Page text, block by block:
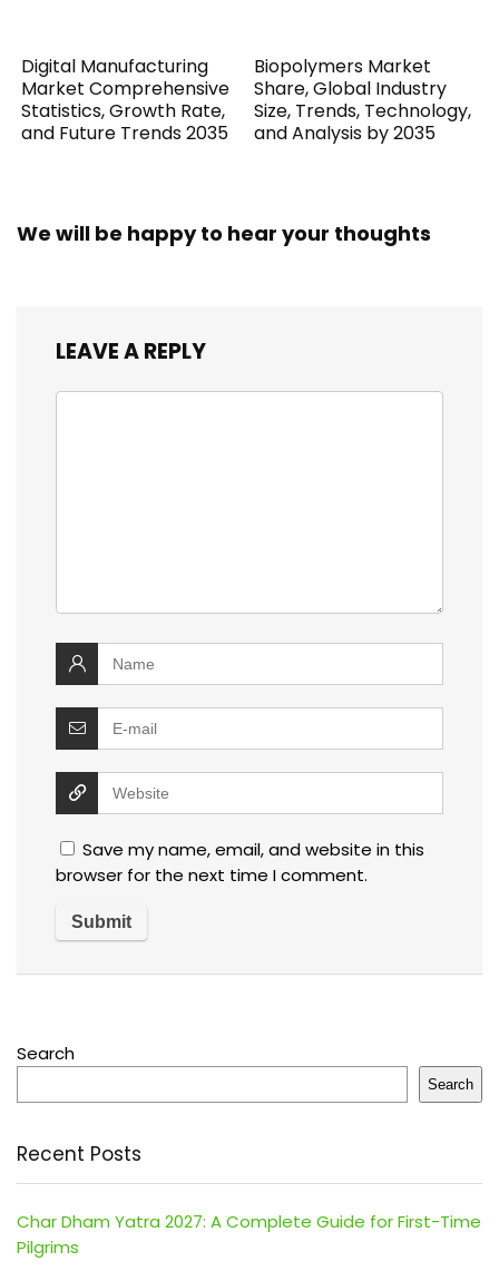
Digital Manufacturing
Market Comprehensive
Statistics, Growth Rate,
and Future Trends 2035
Biopolymers Market
Share, Global Industry
Size, Trends, Technology,
and Analysis by 2035
We will be happy to hear your thoughts
LEAVE A REPLY
Save my name, email, and website in this
browser for the next time I comment.
Search
Search
Recent Posts
Char Dham Yatra 2027: A Complete Guide for First-Time
Pilgrims